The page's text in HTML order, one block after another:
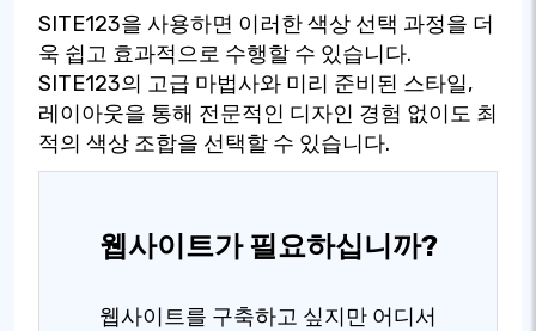
SITE123을 사용하면 이러한 색상 선택 과정을 더
욱 쉽고 효과적으로 수행할 수 있습니다.
SITE123의 고급 마법사와 미리 준비된 스타일,
레이아웃을 통해 전문적인 디자인 경험 없이도 최
적의 색상 조합을 선택할 수 있습니다.
웹사이트가 필요하십니까?
웹사이트를 구축하고 싶지만 어디서